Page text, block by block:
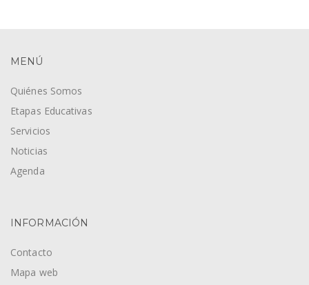
MENÚ
Quiénes Somos
Etapas Educativas
Servicios
Noticias
Agenda
INFORMACIÓN
Contacto
Mapa web